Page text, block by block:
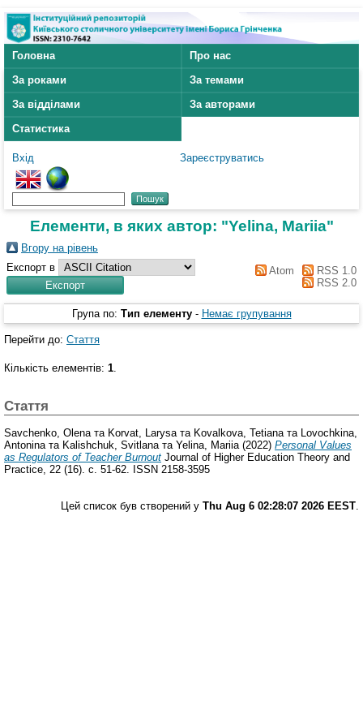
Головна
Про нас
За роками
За темами
За відділами
За авторами
Статистика
Вхід Зареєструватись
Елементи, в яких автор: "Yelina, Mariia"
Вгору на рівень
Експорт в
Atom
RSS 1.0
RSS 2.0
Група по: Тип елементу - Немає групування
Перейти до: Стаття
Кількість елементів: 1.
Стаття
Savchenko, Olena та Korvat, Larysa та Kovalkova, Tetiana та
Lovochkina,
Antonina та Kalishchuk, Svitlana та Yelina, Mariia (2022) Personal Values
as Regulators of Teacher Burnout Journal of Higher Education Theory and
Practice, 22 (16). с. 51-62. ISSN 2158-3595
Цей список був створений у Thu Aug 6 02:28:07 2026 EEST